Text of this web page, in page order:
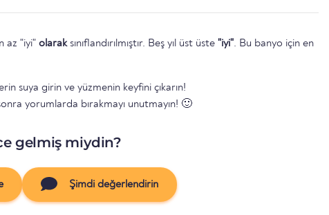
az "iyi" olarak sınıflandırılmıştır. Beş yıl üst üste "iyi". Bu banyo için en
suya girin ve yüzmenin keyfini çıkarın!
yorumlarda bırakmayı unutmayın! 🙂
gelmiş miydin?
Şimdi değerlendirin